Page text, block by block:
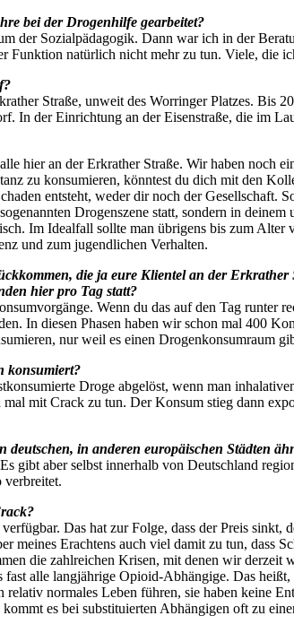
bei der Drogenhilfe gearbeitet?
der Sozialpädagogik. Dann war ich in der
Funktion natürlich nicht mehr zu tun. Viele, die
Straße, unweit des Worringer Platzes.
In der Einrichtung an der Eisenstraße, die im
hier an der Erkrather Straße. Wir haben noch
zu konsumieren, könntest du dich mit den
entsteht, weder dir noch der
Drogenszene statt, sondern in
Im Idealfall sollte man übrigens bis zum
und zum jugendlichen Verhalten.
die ja eure Klientel an der
hier pro Tag statt?
Wenn du das auf den Tag runter
In diesen Phasen haben wir schon mal 400
nur weil es einen Drogenkonsumraum
konsumiert?
Droge abgelöst, wenn man
mit Crack zu tun. Der Konsum stieg dann
in anderen europäischen Städten
gibt aber selbst innerhalb von Deutschland
verbreitet.
Das hat zur Folge, dass der Preis
meines Erachtens auch viel damit zu tun, dass
die zahlreichen Krisen, mit denen wir
alle langjährige Opioid-Abhängige. Das
normales Leben führen, sie haben keine
es bei substituierten Abhängigen oft zu